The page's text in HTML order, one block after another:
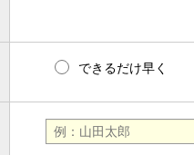
できるだけ早く